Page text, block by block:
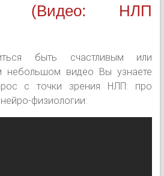
(Видео: НЛП
быть счастливым или
небольшом видео Вы узнаете
с точки зрения НЛП: про
физиологии: